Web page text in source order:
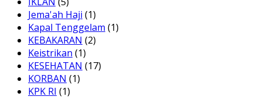
Jema'ah Haji (1)
Kapal Tenggelam (1)
KEBAKARAN (2)
Keistrikan (1)
KESEHATAN (17)
KORBAN (1)
KPK RI (1)